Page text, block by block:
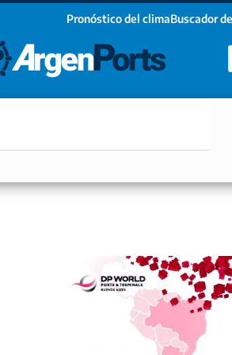
Pronóstico del climaBuscador
a nuestro Newsletter!
con las condiciones y políticas